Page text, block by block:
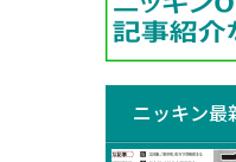
ニッキン最